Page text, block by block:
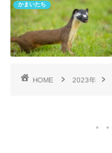
かまいたち
HOME 2023年